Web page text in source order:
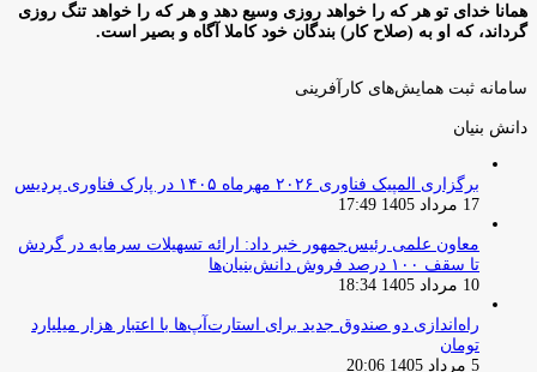
همانا خدای تو هر که را خواهد روزی وسیع دهد و هر که را خواهد تنگ روزی
گرداند، که او به (صلاح کار) بندگان خود کاملا آگاه و بصیر است.
سامانه ثبت همایش‌های کارآفرینی
دانش‌ بنیان‌
برگزاری المپیک فناوری ۲۰۲۶ مهرماه ۱۴۰۵ در پارک فناوری پردیس
17 مرداد 1405 17:49
معاون علمی رئیس‌جمهور خبر داد: ارائه تسهیلات سرمایه در گردش
تا سقف ۱۰۰ درصد فروش دانش‌بنیان‌ها
10 مرداد 1405 18:34
راه‌اندازی دو صندوق جدید برای استارت‌آپ‌ها با اعتبار هزار میلیارد
تومان
5 مرداد 1405 20:06